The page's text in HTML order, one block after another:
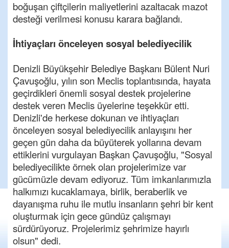
boğuşan çiftçilerin maliyetlerini azaltacak mazot
desteği verilmesi konusu karara bağlandı.
İhtiyaçları önceleyen sosyal belediyecilik
Denizli Büyükşehir Belediye Başkanı Bülent Nuri
Çavuşoğlu, yılın son Meclis toplantısında, hayata
geçirdikleri önemli sosyal destek projelerine
destek veren Meclis üyelerine teşekkür etti.
Denizli'de herkese dokunan ve ihtiyaçları
önceleyen sosyal belediyecilik anlayışını her
geçen gün daha da büyüterek yollarına devam
ettiklerini vurgulayan Başkan Çavuşoğlu, "Sosyal
belediyecilikte örnek olan projelerimize var
gücümüzle devam ediyoruz. Tüm imkanlarımızla
halkımızı kucaklamaya, birlik, beraberlik ve
dayanışma ruhu ile mutlu insanların şehri bir kent
oluşturmak için gece gündüz çalışmayı
sürdürüyoruz. Projelerimiz şehrimize hayırlı
olsun" dedi.